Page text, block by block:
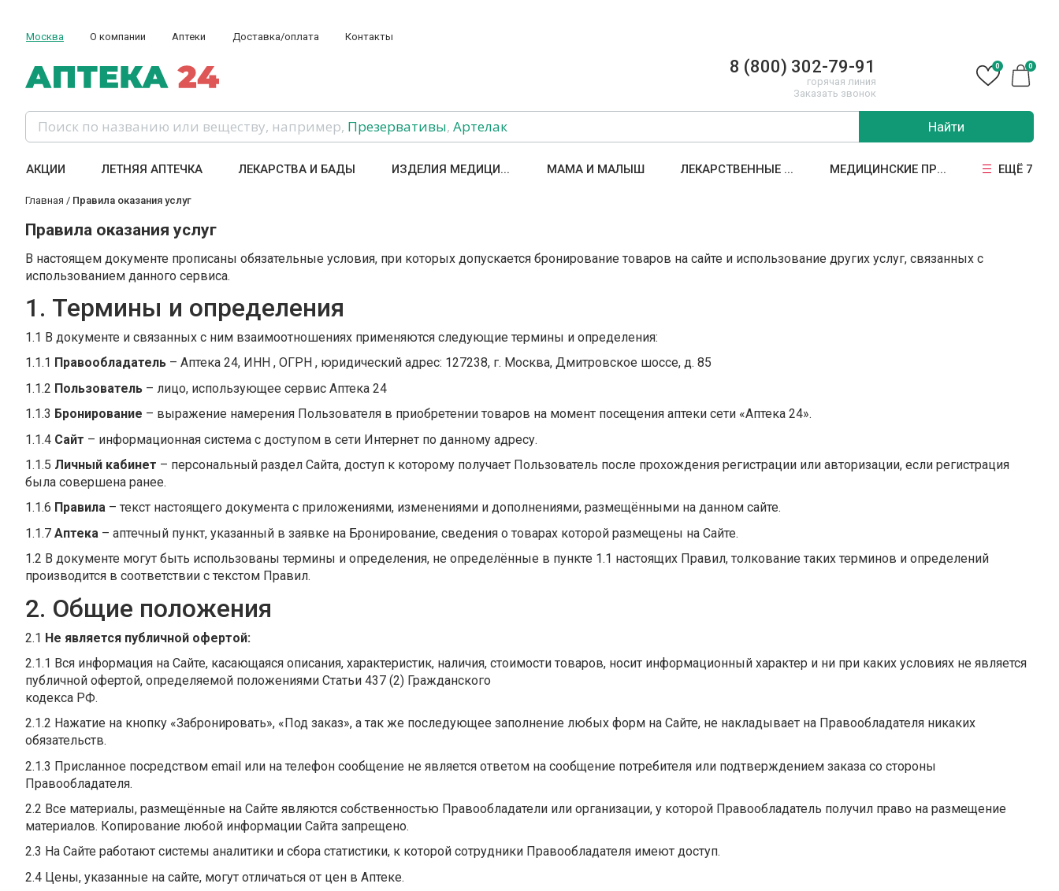
Москва О компании Аптеки Доставка/оплата Контакты
8 (800) 302-79-91
горячая линия
Заказать звонок
0 0
Поиск по названию или веществу, например, Презервативы, Артелак Найти
АКЦИИ ЛЕТНЯЯ АПТЕЧКА ЛЕКАРСТВА И БАДЫ ИЗДЕЛИЯ МЕДИЦИ... МАМА И МАЛЫШ ЛЕКАРСТВЕННЫЕ ... МЕДИЦИНСКИЕ ПР... ЕЩЁ 7
Главная / Правила оказания услуг
Правила оказания услуг
В настоящем документе прописаны обязательные условия, при которых допускается бронирование товаров на сайте и использование других услуг, связанных с
использованием данного сервиса.
1. Термины и определения
1.1 В документе и связанных с ним взаимоотношениях применяются следующие термины и определения:
1.1.1 Правообладатель – Аптека 24, ИНН , ОГРН , юридический адрес: 127238, г. Москва, Дмитровское шоссе, д. 85
1.1.2 Пользователь – лицо, использующее сервис Аптека 24
1.1.3 Бронирование – выражение намерения Пользователя в приобретении товаров на момент посещения аптеки сети «Аптека 24».
1.1.4 Сайт – информационная система с доступом в сети Интернет по данному адресу.
1.1.5 Личный кабинет – персональный раздел Сайта, доступ к которому получает Пользователь после прохождения регистрации или авторизации, если регистрация
была совершена ранее.
1.1.6 Правила – текст настоящего документа с приложениями, изменениями и дополнениями, размещёнными на данном сайте.
1.1.7 Аптека – аптечный пункт, указанный в заявке на Бронирование, сведения о товарах которой размещены на Сайте.
1.2 В документе могут быть использованы термины и определения, не определённые в пункте 1.1 настоящих Правил, толкование таких терминов и определений
производится в соответствии с текстом Правил.
2. Общие положения
2.1 Не является публичной офертой:
2.1.1 Вся информация на Сайте, касающаяся описания, характеристик, наличия, стоимости товаров, носит информационный характер и ни при каких условиях не является
публичной офертой, определяемой положениями Статьи 437 (2) Гражданского
кодекса РФ.
2.1.2 Нажатие на кнопку «Забронировать», «Под заказ», а так же последующее заполнение любых форм на Сайте, не накладывает на Правообладателя никаких
обязательств.
2.1.3 Присланное посредством email или на телефон сообщение не является ответом на сообщение потребителя или подтверждением заказа со стороны
Правообладателя.
2.2 Все материалы, размещённые на Сайте являются собственностью Правообладатели или организации, у которой Правообладатель получил право на размещение
материалов. Копирование любой информации Сайта запрещено.
2.3 На Сайте работают системы аналитики и сбора статистики, к которой сотрудники Правообладателя имеют доступ.
2.4 Цены, указанные на сайте, могут отличаться от цен в Аптеке.